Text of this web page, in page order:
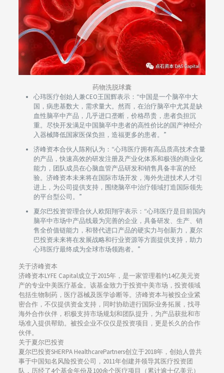
药物洗脱球囊
心玮医疗创始人兼CEO王国辉表示：“中国是一个脑卒中大
国，病患基数大，需求量大。然而，在治疗脑卒中尤其是缺
血性脑卒中产品，几乎进口垄断，价格昂贵，患者负担沉
重。尽快开发满足中国脑卒中患者的高性价比的国产神经介
入器械降低国家医保负担，造福更多的患者。”
济峰资本合伙人陈刚认为：“心玮医疗拥有高品质高技术含量
的产品，快速高效的研发注册及产业化体系和极强的商业化
能力，团队成员在心脑血管产品研发和销售具备丰富的经
验。济峰资本未来将在国际市场开发，海外先进技术人才引
进上，为公司提供支持，围绕脑卒中治疗领域打造国际领先
的平台型公司。”
夏尔巴投资管理合伙人欧阳翔宇表示：“心玮医疗是目前国内
脑卒中市场中产品线最为完善的企业，具备研发、生产、销
售全价值链能力，和替代进口产品的硬实力与创新力，夏尔
巴投资未来将在发展战略和行业资源等方面提供支持，助力
心玮医疗最终成为全球市场领跑者。”
关于济峰资本
济峰资本LYFE Capital成立于2015年，是一家管理着约14亿美元资
产的专业中美医疗基金。该基金致力于投资中美市场，投资领域
包括生物制药，医疗器械及医学诊断等。济峰资本与被投企业紧
密合作，不仅提供资金支持，同时协助进行国际业务拓展，找寻
海外合作伙伴，积极支持市场规划和团队提升，为产品获批和市
场准入提供帮助。被投企业不仅仅是投资项目，更是长久的合作
伙伴。
关于夏尔巴投资
夏尔巴投资SHERPA HealthcarePartners创立于2018年，创始人曾共
事于中国知名风险投资公司，2011年创建并领导其医疗投资团
队，历经了4个基金年份及100余个医疗项目（累计逾十亿美元）